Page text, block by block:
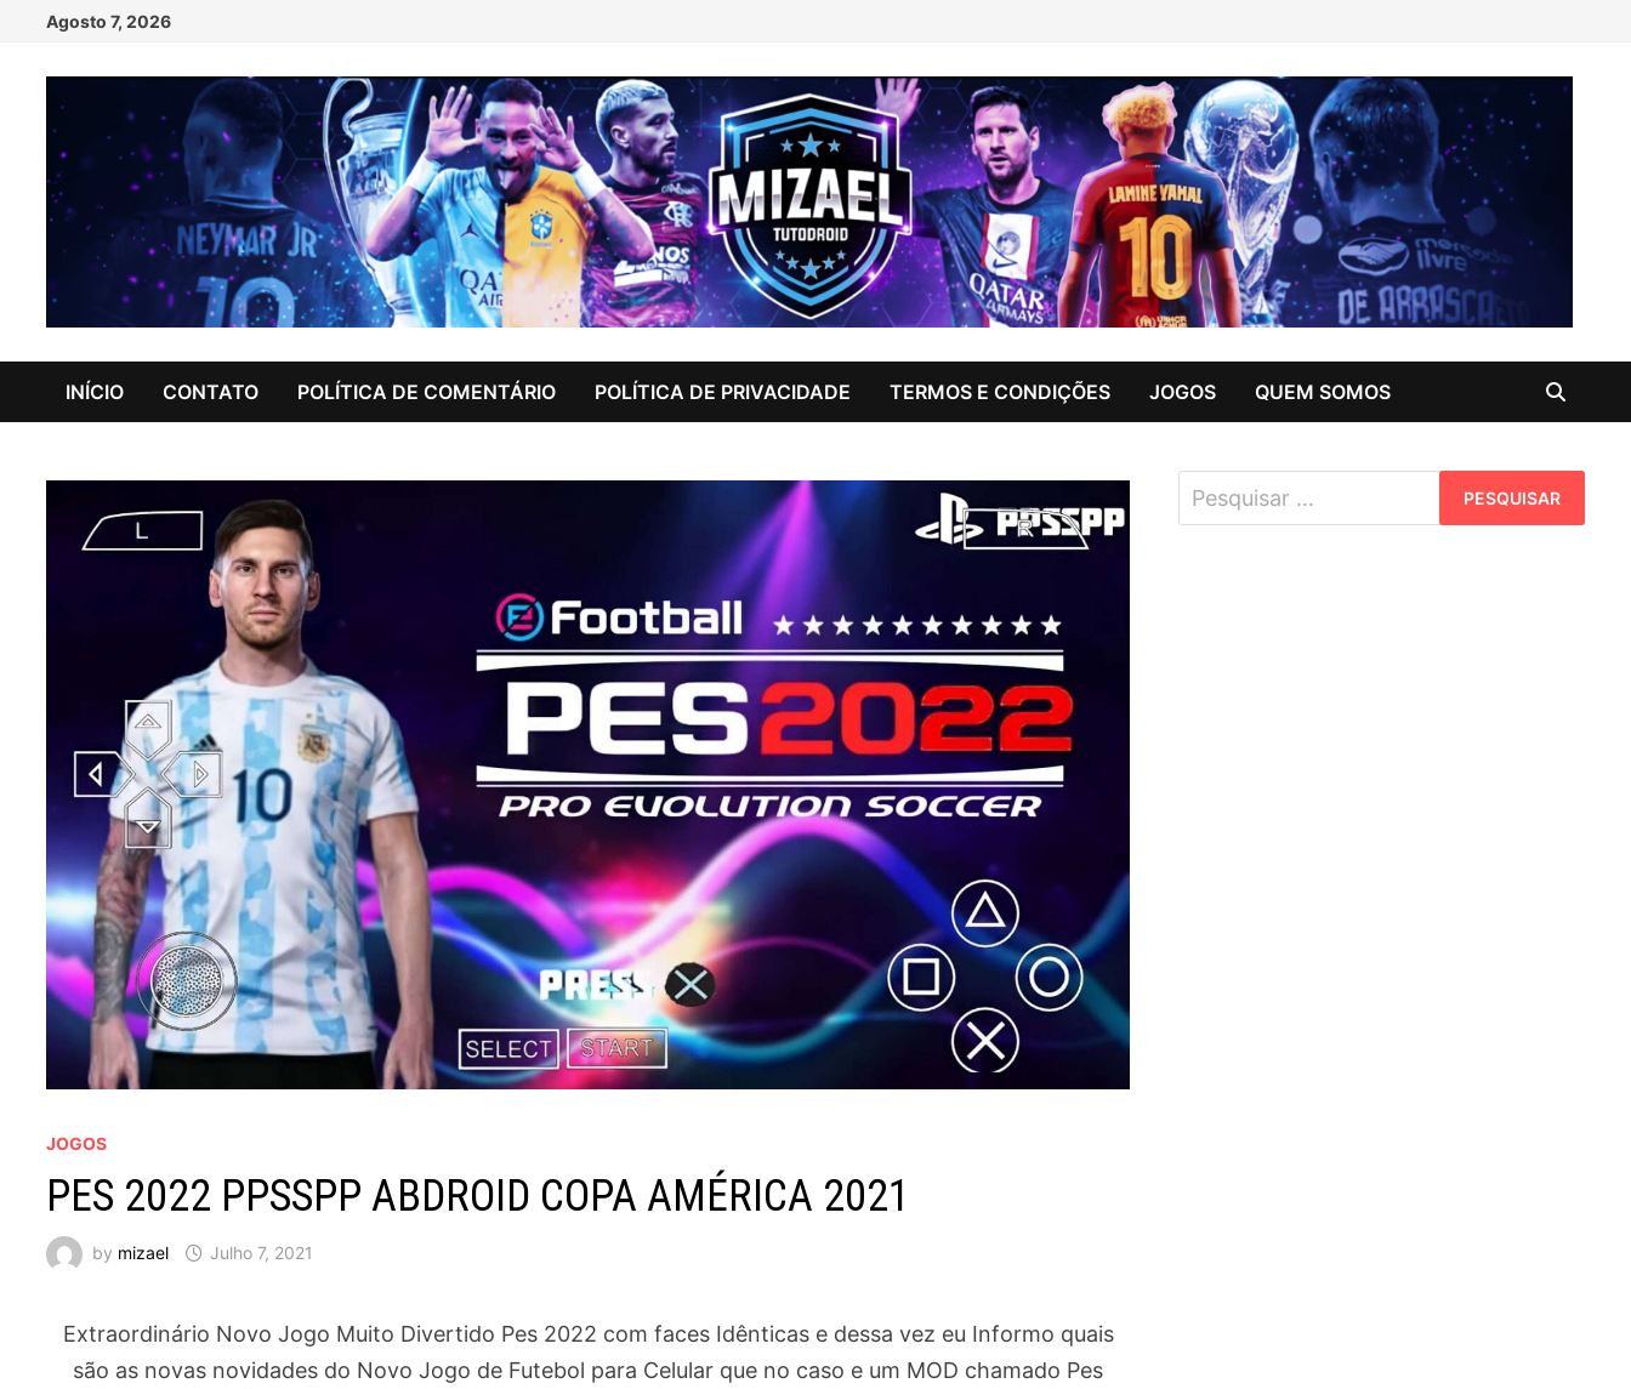
content
Agosto 7, 2026
INÍCIO CONTATO POLÍTICA DE COMENTÁRIO POLÍTICA DE PRIVACIDADE TERMOS E CONDIÇÕES JOGOS QUEM SOMOS
JOGOS
PES 2022 PPSSPP ABDROID COPA AMÉRICA 2021
by mizael Julho 7, 2021
Extraordinário Novo Jogo Muito Divertido Pes 2022 com faces Idênticas e dessa vez eu Informo quais
são as novas novidades do Novo Jogo de Futebol para Celular que no caso e um MOD chamado Pes
Pesquisar
por: